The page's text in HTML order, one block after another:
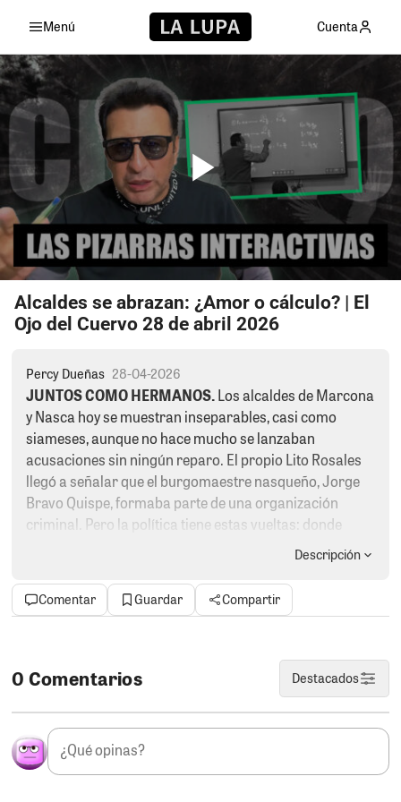
Menú Cuenta
Alcaldes se abrazan: ¿Amor o cálculo? | El
Ojo del Cuervo 28 de abril 2026
Percy Dueñas 28-04-2026
JUNTOS COMO HERMANOS.Los alcaldes de Marcona
y Nasca hoy se muestran inseparables, casi como
siameses, aunque no hace mucho se lanzaban
acusaciones sin ningún reparo. El propio Lito Rosales
llegó a señalar que el burgomaestre nasqueño, Jorge
Bravo Quispe, formaba parte de una organización
criminal. Pero la política tiene estas vueltas: donde
antes hubo insultos, hoy hay abrazos. Ambos han tenido
que tragarse sus palabras y, en plena campaña, posar
juntos como si nada hubiera pasado. Una
reconciliación por puro cálculo político. Como bien dice
LENIN NO VA.El alcalde de Parcona, Lenin Cruces,
finalmente no será candidato a la alcaldía de Ica por el
llamado “partido del perro”. Una baja que deja más
preguntas que respuestas. Resulta difícil creer que,
teniendo el control del distrito más poblado de la
provincia y los recursos suficientes para financiar una
Descripción
Comentar Guardar Compartir
0 Comentarios Destacados